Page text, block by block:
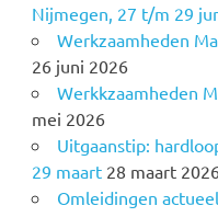
Nijmegen, 27 t/m 29
Werkzaamheden
26 juni 2026
Werkkzaamheden
mei 2026
Uitgaanstip:
29 maart 28 maart
Omleidingen actueel